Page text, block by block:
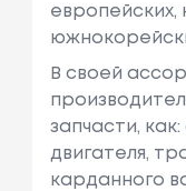
европейских,
В своей
запчасти,
двигателя,
карданного